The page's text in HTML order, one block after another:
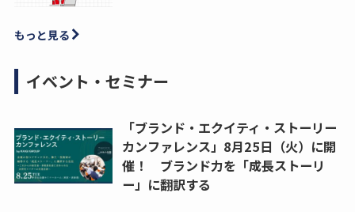
もっと見る
イベント・セミナー
「ブランド・エクイティ・ストーリー
カンファレンス」8月25日（火）に開
催！ ブランド力を「成長ストーリ
ー」に翻訳する